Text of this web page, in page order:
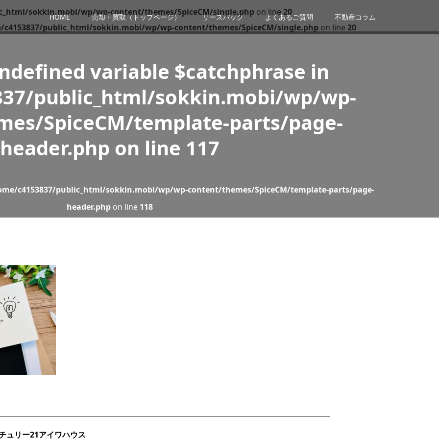
HOME 売却・買取（トップページ） リースバック よくあるご質問 不動産コラム
sokkin.mobi/wp/wp-content/themes/SpiceCM/single.php on line20
c4153837/public_html/sokkin.mobi/wp/wp-content/themes/SpiceCM/single.php on line 20
variable $catchphrase in
public_html/sokkin.mobi/wp/wp-
SpiceCM/template-parts/page-
header.php on line 117
c4153837/public_html/sokkin.mobi/wp/wp-content/themes/SpiceCM/template-parts/page-
header.php on line 118
ュリー21アイワハウス